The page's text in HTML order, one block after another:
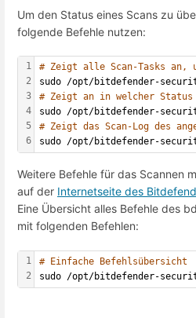
Um den Status eines Scans zu
folgende Befehle nutzen:
1
2
3
4
5
6
# Zeigt alle Scan-Tasks an,
sudo /opt/bitdefender-
# Zeigt an in welcher Status
sudo /opt/bitdefender-
# Zeigt das Scan-Log des
sudo /opt/bitdefender-
Weitere Befehle für das Scannen
auf der Internetseite des
Eine Übersicht alles Befehle des
mit folgenden Befehlen:
1
2
# Einfache Befehlsübersicht
sudo /opt/bitdefender-